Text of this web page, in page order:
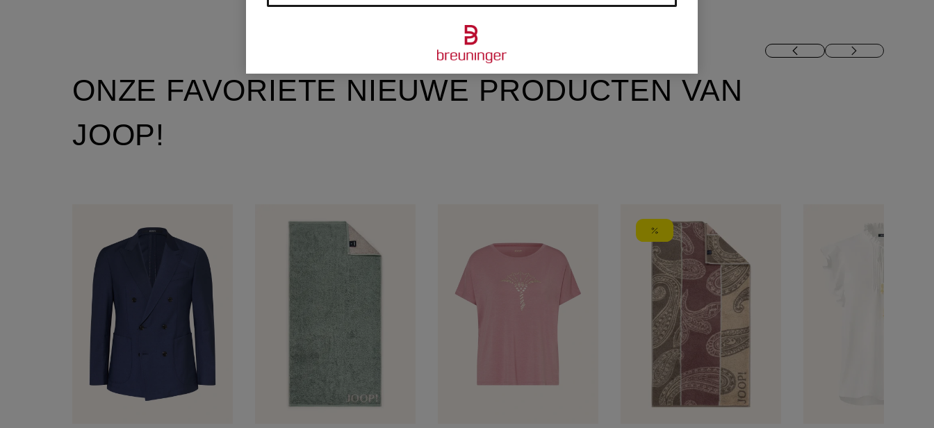
ONZE FAVORIETE NIEUWE PRODUCTEN VAN
JOOP!